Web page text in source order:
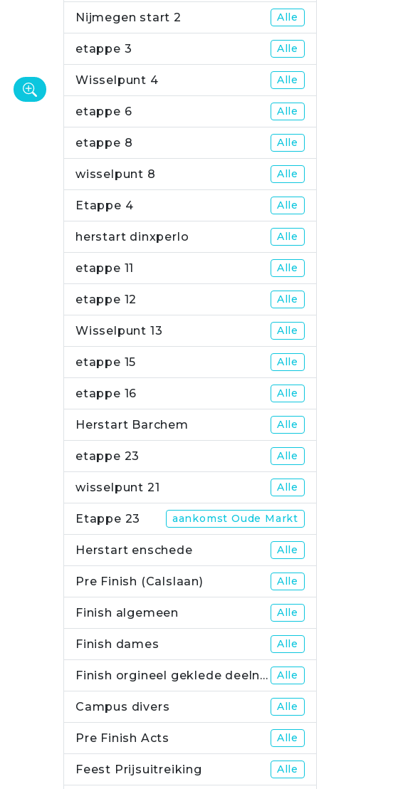
Nijmegen start 2 Alle
etappe 3 Alle
Wisselpunt 4 Alle
etappe 6 Alle
etappe 8 Alle
wisselpunt 8 Alle
Etappe 4 Alle
herstart dinxperlo Alle
etappe 11 Alle
etappe 12 Alle
Wisselpunt 13 Alle
etappe 15 Alle
etappe 16 Alle
Herstart Barchem Alle
etappe 23 Alle
wisselpunt 21 Alle
Etappe 23 aankomst Oude Markt
Herstart enschede Alle
Pre Finish (Calslaan) Alle
Finish algemeen Alle
Finish dames Alle
Finish orgineel geklede deelnemers Alle
Campus divers Alle
Pre Finish Acts Alle
Feest Prijsuitreiking Alle